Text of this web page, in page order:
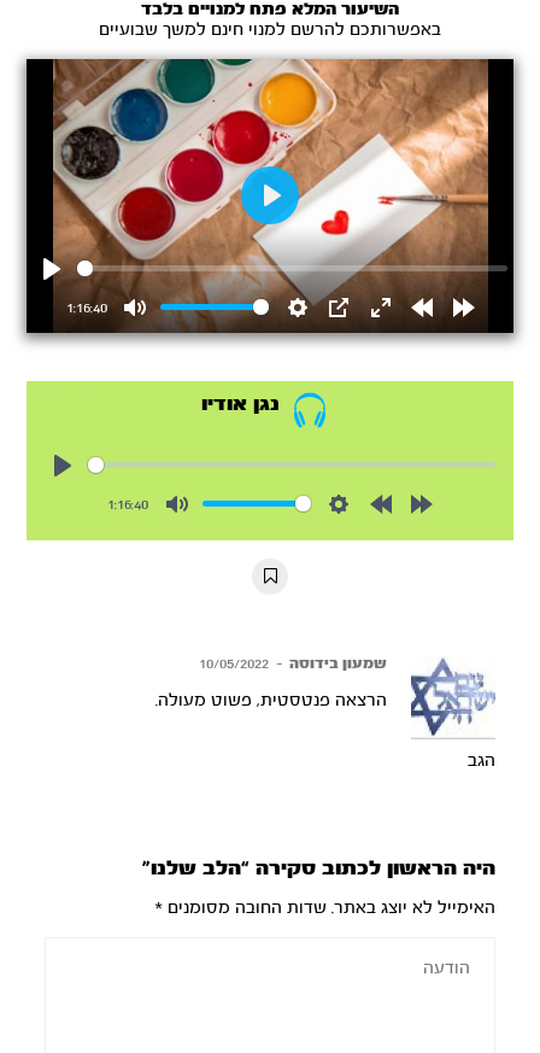
השיעור המלא פתח למנויים בלבד
באפשרותכם להרשם למנוי חינם למשך שבועיים
1:16:40
Mute Settings
PIP
EnterRewindForward
Play
נגן אודיו
1:16:40
שמעון בידוסה –
10/05/2022
הרצאה פנטסטית, פשוט מעולה.
הגב
היה הראשון לכתוב סקירה “הלב שלנו”
האימייל לא יוצג באתר. שדות החובה מסומנים*